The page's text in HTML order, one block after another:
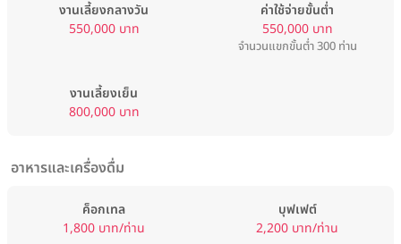
งานเลี้ยงกลางวัน
550,000 บาท
ค่าใช้จ่ายขั้นต่ำ
550,000 บาท
จำนวนแขกขั้นต่ำ 300 ท่าน
งานเลี้ยงเย็น
800,000 บาท
อาหารและเครื่องดื่ม
ค็อกเทล
1,800 บาท/ท่าน
บุฟเฟต์
2,200 บาท/ท่าน